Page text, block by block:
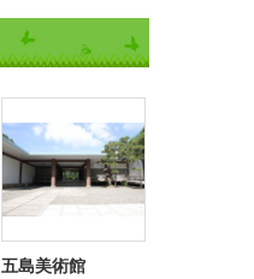
五島美術館